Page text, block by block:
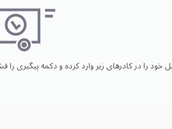
را در کادرهای زیر وارد کرده و دکمه پیگیری